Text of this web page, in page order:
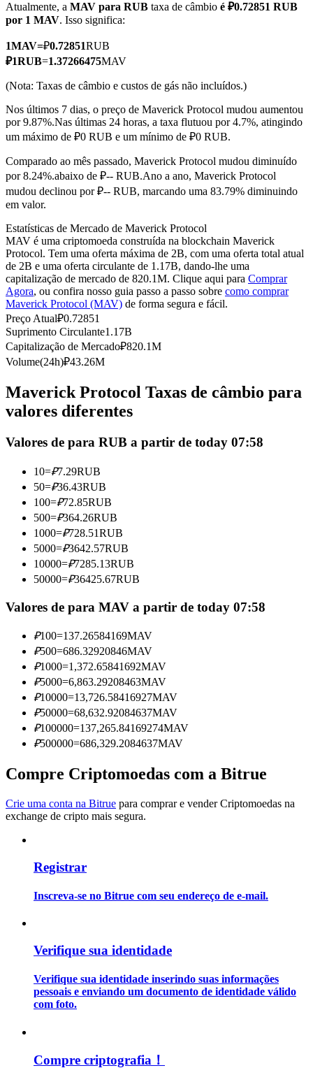
Futuros de USDC
Copiar Trading
Junte-se aos principais traders
Desfrute da partilha de lucros e comissões de copy trading
Análise de big data, incluindo informações comerciais, etc.
Guia para iniciantes em futuros
Estratégias de negociação
Aprenda como se manter lucrativo
Atualmente, a MAV para RUB taxa de câmbio é ₽0.72851 RUB
por 1 MAV. Isso significa:
1MAV=₽0.72851RUB
₽1RUB=1.37266475MAV
(Nota: Taxas de câmbio e custos de gás não incluídos.)
Nos últimos 7 dias, o preço de Maverick Protocol mudou aumentou
por 9.87%.Nas últimas 24 horas, a taxa flutuou por 4.7%, atingindo
um máximo de ₽0 RUB e um mínimo de ₽0 RUB.
Comparado ao mês passado, Maverick Protocol mudou diminuído
por 8.24%.abaixo de ₽-- RUB.Ano a ano, Maverick Protocol
mudou declinou por ₽-- RUB, marcando uma 83.79% diminuindo
em valor.
Estatísticas de Mercado de Maverick Protocol
MAV é uma criptomoeda construída na blockchain Maverick
Protocol. Tem uma oferta máxima de 2B, com uma oferta total atual
de 2B e uma oferta circulante de 1.17B, dando-lhe uma
capitalização de mercado de 820.1M. Clique aqui para Comprar
Agora, ou confira nosso guia passo a passo sobre como comprar
Maverick Protocol (MAV) de forma segura e fácil.
Preço Atual₽0.72851
Suprimento Circulante1.17B
Capitalização de Mercado₽820.1M
Volume(24h)₽43.26M
Maverick Protocol Taxas de câmbio para
valores diferentes
Valores de para RUB a partir de today 07:58
10=₽7.29RUB
50=₽36.43RUB
100=₽72.85RUB
500=₽364.26RUB
1000=₽728.51RUB
5000=₽3642.57RUB
10000=₽7285.13RUB
50000=₽36425.67RUB
Valores de para MAV a partir de today 07:58
₽100=137.26584169MAV
₽500=686.32920846MAV
₽1000=1,372.65841692MAV
₽5000=6,863.29208463MAV
₽10000=13,726.58416927MAV
₽50000=68,632.92084637MAV
₽100000=137,265.84169274MAV
₽500000=686,329.2084637MAV
Compre Criptomoedas com a Bitrue
Crie uma conta na Bitrue para comprar e vender Criptomoedas na
exchange de cripto mais segura.
Registrar
Inscreva-se no Bitrue com seu endereço de e-mail.
Verifique sua identidade
Verifique sua identidade inserindo suas informações
pessoais e enviando um documento de identidade válido
com foto.
Compre criptografia！